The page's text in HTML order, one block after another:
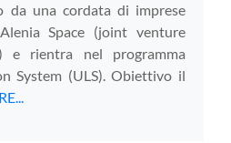
da una cordata di imprese
Space (joint venture
e rientra nel programma
System (ULS). Obiettivo il